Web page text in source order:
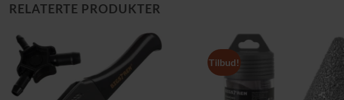
RELATERTE PRODUKTER
Tilbud!